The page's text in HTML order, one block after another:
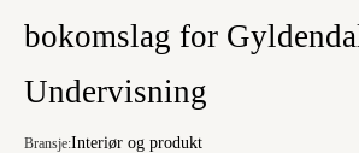
bokomslag for
Undervisning
Bransje:Interiør og produkt